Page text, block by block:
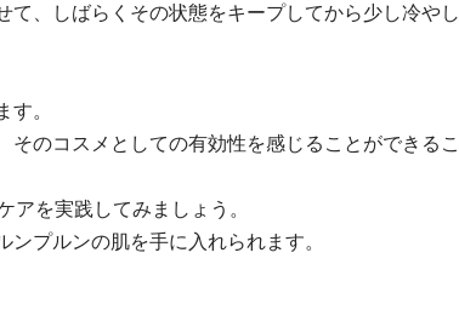
、しばらくその状態をキープしてから少し冷やし
。
のコスメとしての有効性を感じることができるこ
アを実践してみましょう。
プルンの肌を手に入れられます。